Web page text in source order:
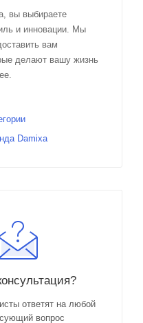
вы выбираете
и инновации. Мы
вам
делают вашу жизнь
Damixa
ответят на любой
вопрос